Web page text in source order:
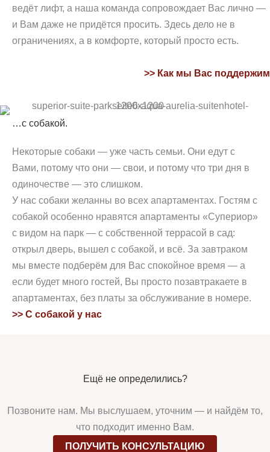
ведёт лифт, а наша команда сопровождает Вас лично —
и Вам даже не придётся просить. Здесь дело не в
ограничениях, а в комфорте, который просто есть.
>> Как мы Вас поддержим
…с собакой.
Некоторые собаки — уже часть семьи. Они едут с
Вами, потому что они — свои, и потому что три дня в
одиночестве — это слишком.
У нас собаки желанны во всех апартаментах. Гостям с
собакой особенно нравятся апартаменты «Супериор»
с видом на парк — с собственной террасой в сад:
открыл дверь, вышел с собакой, и всё. За завтраком
мы вместе подберём для Вас спокойное время — а
если будет много гостей, Вы просто позавтракаете в
апартаментах, без платы за обслуживание в номере.
>> С собакой у нас
Ещё не определились?
Позвоните нам. Мы выслушаем, уточним — и найдём то,
что подходит именно Вам.
ПОЛУЧИТЬ КОНСУЛЬТАЦИЮ